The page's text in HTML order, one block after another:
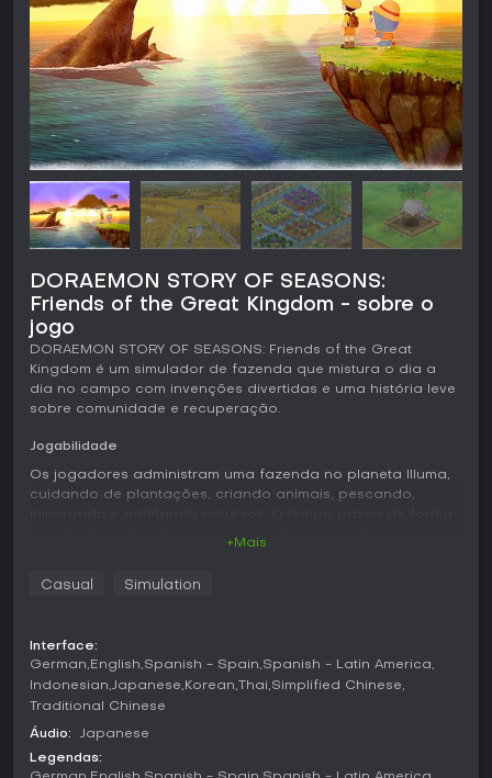
DORAEMON STORY OF SEASONS:
Friends of the Great Kingdom - sobre o
jogo
DORAEMON STORY OF SEASONS: Friends of the Great
Kingdom é um simulador de fazenda que mistura o dia a
dia no campo com invenções divertidas e uma história leve
sobre comunidade e recuperação.
Jogabilidade
Os jogadores administram uma fazenda no planeta Illuma,
cuidando de plantações, criando animais, pescando,
enquanto o Restaurante da Fazenda transforma as
colheitas em pratos. Companheiros controlados por IA
ajudam em tarefas como rega, pesca e mineração depois
de serem desbloqueados pela história. Melhorias na casa
trazem recursos como cozinhar, e competições mensais
oferecem objetivos opcionais. O mundo é dividido em
quatro regiões habitadas por humanos, os Ausufu
+Mais
Casual Simulation
Interface:
German English Spanish - Spain Spanish - Latin America
Indonesian Japanese Korean Thai Simplified Chinese
Traditional Chinese
Áudio:
Japanese
Legendas: